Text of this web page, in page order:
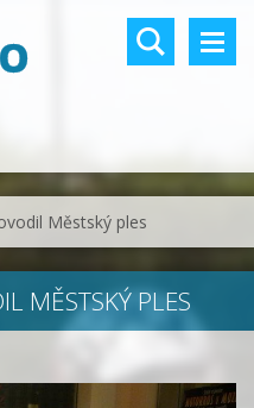
Městský ples
MĚSTSKÝ PLES